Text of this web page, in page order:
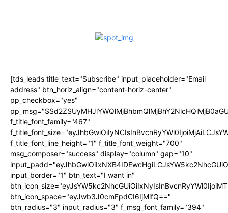
[tds_leads title_text="Subscribe" input_placeholder="Email
address" btn_horiz_align="content-horiz-center"
pp_checkbox="yes"
f_title_font_family="467"
f_title_font_line_height="1" f_title_font_weight="700"
msg_composer="success" display="column" gap="10"
input_border="1" btn_text="I want in"
btn_icon_space="eyJwb3J0cmFpdCI6IjMifQ=="
btn_radius="3" input_radius="3" f_msg_font_family="394"